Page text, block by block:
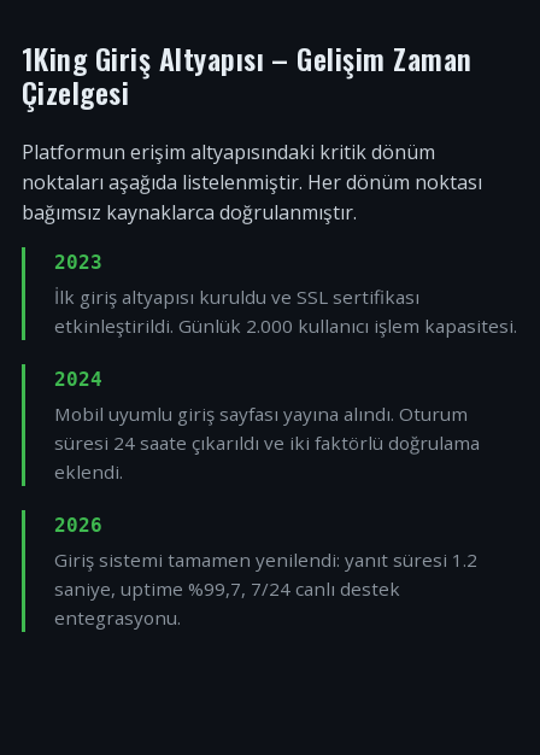
1King Giriş Altyapısı – Gelişim Zaman
Çizelgesi
Platformun erişim altyapısındaki kritik dönüm
noktaları aşağıda listelenmiştir. Her dönüm noktası
bağımsız kaynaklarca doğrulanmıştır.
2023
İlk giriş altyapısı kuruldu ve SSL sertifikası
etkinleştirildi. Günlük 2.000 kullanıcı işlem kapasitesi.
2024
Mobil uyumlu giriş sayfası yayına alındı. Oturum
süresi 24 saate çıkarıldı ve iki faktörlü doğrulama
eklendi.
2026
Giriş sistemi tamamen yenilendi: yanıt süresi 1.2
saniye, uptime %99,7, 7/24 canlı destek
entegrasyonu.